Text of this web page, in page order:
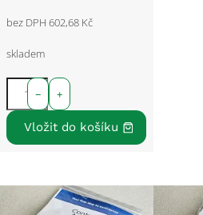
bez DPH 602,68 Kč
skladem
+
−